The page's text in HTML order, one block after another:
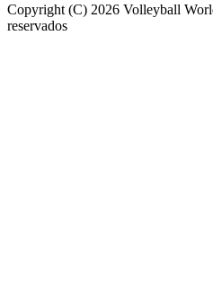
Copyright (C) 2026 Volleyball
reservados